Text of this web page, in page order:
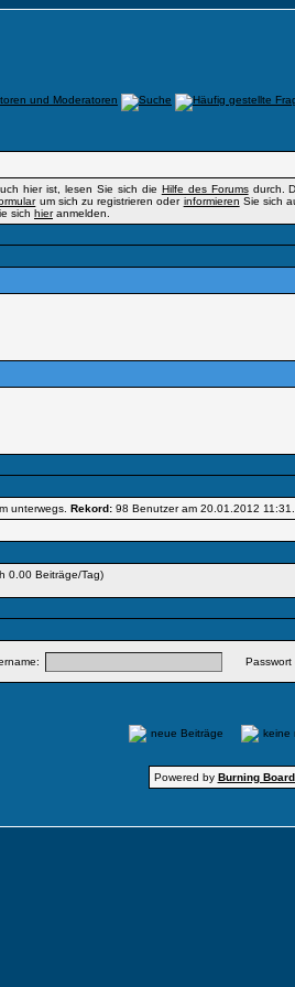
hier ist, lesen Sie sich die Hilfe des Forumsdurch.
um sich zu registrieren oder informieren Sie sich
sich hieranmelden.
unterwegs. Rekord: 98 Benutzer am 20.01.2012 11:31
0.00 Beiträge/Tag)
Passwort
neue Beiträge keine
Powered by Burning